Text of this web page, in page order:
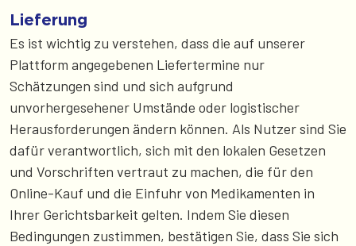
Lieferung
Es ist wichtig zu verstehen, dass die auf unserer
Plattform angegebenen Liefertermine nur
Schätzungen sind und sich aufgrund
unvorhergesehener Umstände oder logistischer
Herausforderungen ändern können. Als Nutzer sind Sie
dafür verantwortlich, sich mit den lokalen Gesetzen
und Vorschriften vertraut zu machen, die für den
Online-Kauf und die Einfuhr von Medikamenten in
Ihrer Gerichtsbarkeit gelten. Indem Sie diesen
Bedingungen zustimmen, bestätigen Sie, dass Sie sich